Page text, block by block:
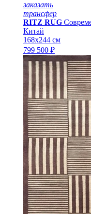
заказать
трансфер
RITZ RUG
Китай
168x244 см
799 500 ₽